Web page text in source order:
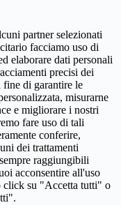
partner selezionati
facciamo uso di
elaborare dati personali
precisi dei
fine di garantire le
misurarne
e migliorare i nostri
fare uso di tali
conferire,
dei trattamenti
raggiungibili
acconsentire all'uso
click su "Accetta tutti" o